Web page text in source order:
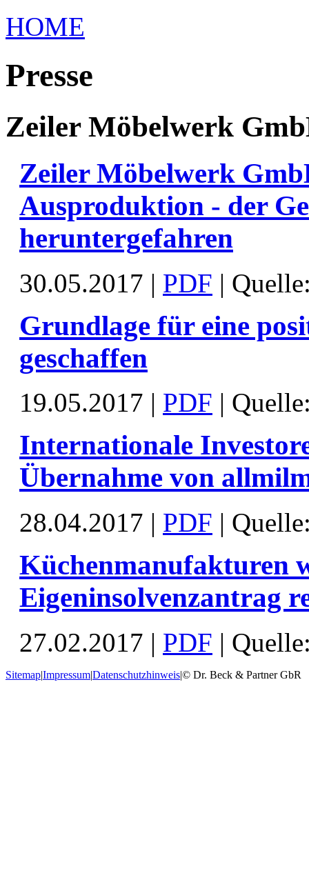
HOME
Presse
Zeiler Möbelwerk
Zeiler Möbelwerk
Ausproduktion - der
heruntergefahren
30.05.2017 | PDF |
Grundlage für eine
geschaffen
19.05.2017 | PDF |
Internationale
Übernahme von
28.04.2017 | PDF |
Küchenmanufakturen
Eigeninsolvenzantrag
27.02.2017 | PDF |
Sitemap|Impressum|Datenschutzhinweis|© Dr. Beck & Partner GbR